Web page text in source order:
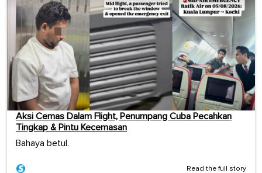
Aksi Cemas Dalam Flight, Penumpang Cuba Pecahkan
Tingkap & Pintu Kecemasan
Bahaya betul.
Read the full story